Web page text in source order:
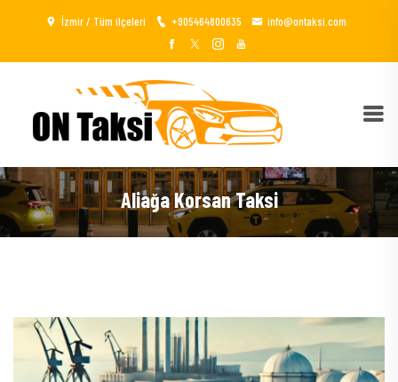
İzmir / Tüm ilçeleri +905464800635 info@ontaksi.com
Aliağa Korsan Taksi